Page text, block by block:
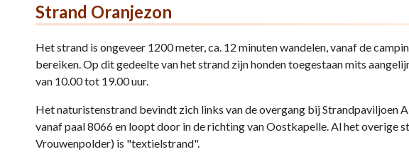
Strand Oranjezon
Het strand is ongeveer 1200 meter, ca. 12 minuten wandelen, vanaf de
bereiken. Op dit gedeelte van het strand zijn honden toegestaan mits
van 10.00 tot 19.00 uur.
Het naturistenstrand bevindt zich links van de overgang bij Strandpaviljoen
vanaf paal 8066 en loopt door in de richting van Oostkapelle. Al het overige
Vrouwenpolder) is "textielstrand".